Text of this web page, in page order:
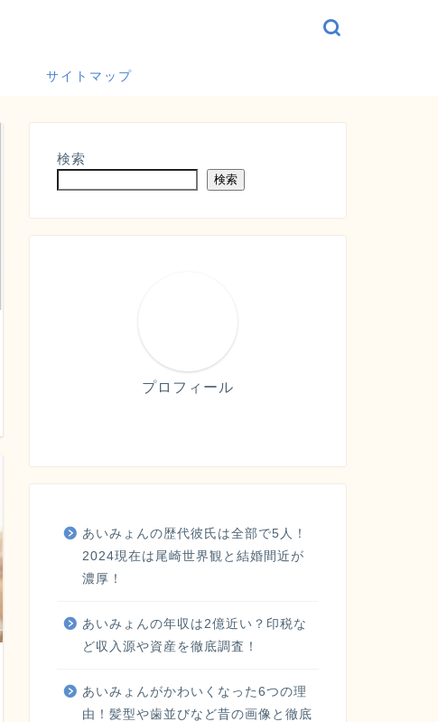
サイトマップ
検索
検索
プロフィール
あいみょんの歴代彼氏は全部で5人！
2024現在は尾崎世界観と結婚間近が
濃厚！
あいみょんの年収は2億近い？印税な
ど収入源や資産を徹底調査！
あいみょんがかわいくなった6つの理
由！髪型や歯並びなど昔の画像と徹底